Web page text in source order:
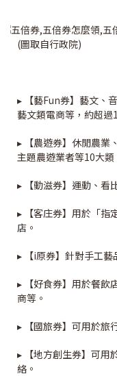
(圖取自行政院)
▸ 【藝Fun券】藝文、
藝文類電商等，約超過
▸ 【農遊券】休閒農業
主題農遊業者等10大類
▸ 【動滋券】運動、看
▸ 【客庄券】用於「指
店。
▸ 【i原券】針對手工藝
▸ 【好食券】用於餐飲
商等。
▸ 【國旅券】可用於旅
▸ 【地方創生券】可用
絡。